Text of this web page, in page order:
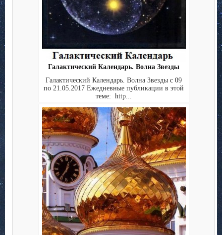
Галактический Календарь. Волна Звезды
Галактический Календарь. Волна Звезды с 09
по 21.05.2017 Ежедневные публикации в этой
теме: http...